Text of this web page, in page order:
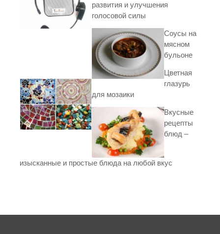
развития и улучшения
голосовой силы
Соусы на
мясном
бульоне
Цветная
глазурь
для мозаики
Вкусные
рецепты
блюд –
изысканные и простые блюда на любой вкус